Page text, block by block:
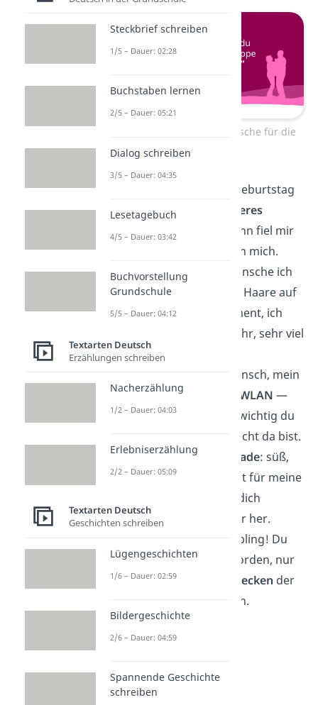
Lustige Geburtstagswünsche für die
Ehefrau
Ich wollte dir zum Geburtstag
etwas ganz
Besonderes
schenken… aber dann fiel mir
ein: Du hast ja schon mich.
Zum Geburtstag wünsche ich
dir so viel
wie Haare auf
deinem Kopf… Moment, ich
meinte natürlich: sehr, sehr viel
Glück!
Herzlichen Glückwunsch, mein
Schatz! Du bist wie
WLAN —
ich merke erst, wie wichtig du
bist, wenn du mal nicht da bist.
Du bist wieSchokolade: süß,
beliebt und nicht gut für meine
Figur. Aber ich geb dich
trotzdem nicht mehr her.
Happy Birthday, Liebling! Du
bist nicht älter geworden, nur
erfahrener im
Verstecken der
Alterserscheinungen.
Steckbrief schreiben
1/5 – Dauer: 02:28
Buchstaben lernen
2/5 – Dauer: 05:21
Dialog schreiben
3/5 – Dauer: 04:35
Lesetagebuch
4/5 – Dauer: 03:42
Buchvorstellung
Grundschule
5/5 – Dauer: 04:12
Textarten Deutsch
Erzählungen schreiben
Nacherzählung
1/2 – Dauer: 04:03
Erlebniserzählung
2/2 – Dauer: 05:09
Textarten Deutsch
Geschichten schreiben
Lügengeschichten
1/6 – Dauer: 02:59
Bildergeschichte
2/6 – Dauer: 04:59
Spannende Geschichte
schreiben